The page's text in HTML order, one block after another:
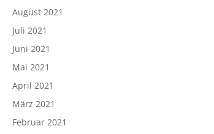
August 2021
Juli 2021
Juni 2021
Mai 2021
April 2021
März 2021
Februar 2021